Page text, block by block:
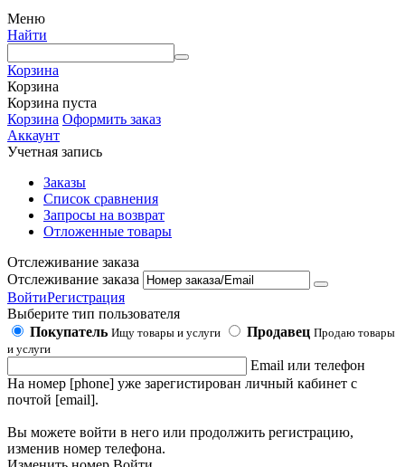
Меню
Найти
Корзина
Корзина
Корзина пуста
Корзина Оформить заказ
Аккаунт
Учетная запись
Заказы
Список сравнения
Запросы на возврат
Отложенные товары
Отслеживание заказа
Отслеживание заказа
ВойтиРегистрация
Выберите тип пользователя
Покупатель Ищу товары и услуги Продавец Продаю товары
и услуги
Email или телефон
На номер [phone] уже зарегистирован личный кабинет с
почтой [email].
Вы можете войти в него или продолжить регистрацию,
изменив номер телефона.